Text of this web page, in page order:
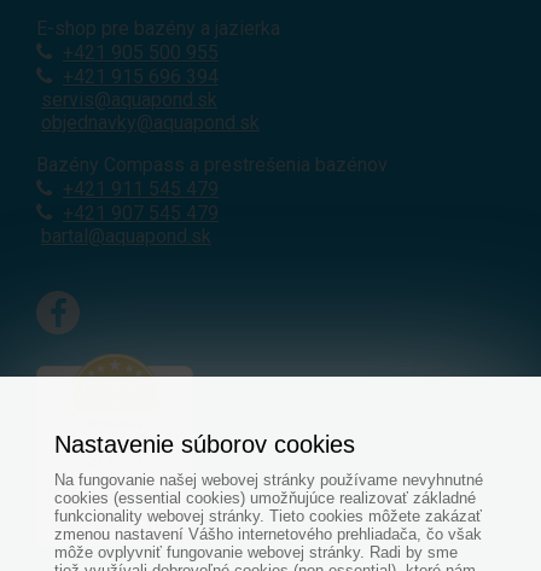
E-shop pre bazény a jazierka
+421 905 500 955
+421 915 696 394
servis@aquapond.sk
objednavky@aquapond.sk
Bazény Compass a prestrešenia bazénov
+421 911 545 479
+421 907 545 479
bartal@aquapond.sk
Nastavenie súborov cookies
Na fungovanie našej webovej stránky používame nevyhnutné
cookies (essential cookies) umožňujúce realizovať základné
funkcionality webovej stránky. Tieto cookies môžete zakázať
zmenou nastavení Vášho internetového prehliadača, čo však
môže ovplyvniť fungovanie webovej stránky. Radi by sme